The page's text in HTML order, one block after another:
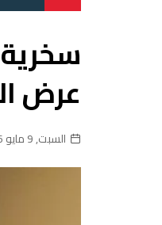
عرض
السبت, 9 مايو 2026, 20:54